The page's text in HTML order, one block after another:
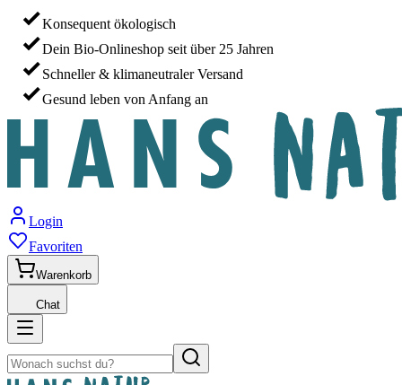
Konsequent ökologisch
Dein Bio-Onlineshop seit über 25 Jahren
Schneller & klimaneutraler Versand
Gesund leben von Anfang an
Login
Favoriten
Warenkorb
Chat